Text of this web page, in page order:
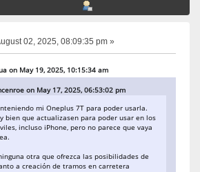
02, 2025, 08:09:35 pm »
on May 19, 2025, 10:15:34 am
on May 17, 2025, 06:53:02 pm
mi Oneplus 7T para poder usarla.
bien que actualizasen para poder usar en los
incluso iPhone, pero no parece que vaya
otra que ofrezca las posibilidades de
a creación de tramos en carretera